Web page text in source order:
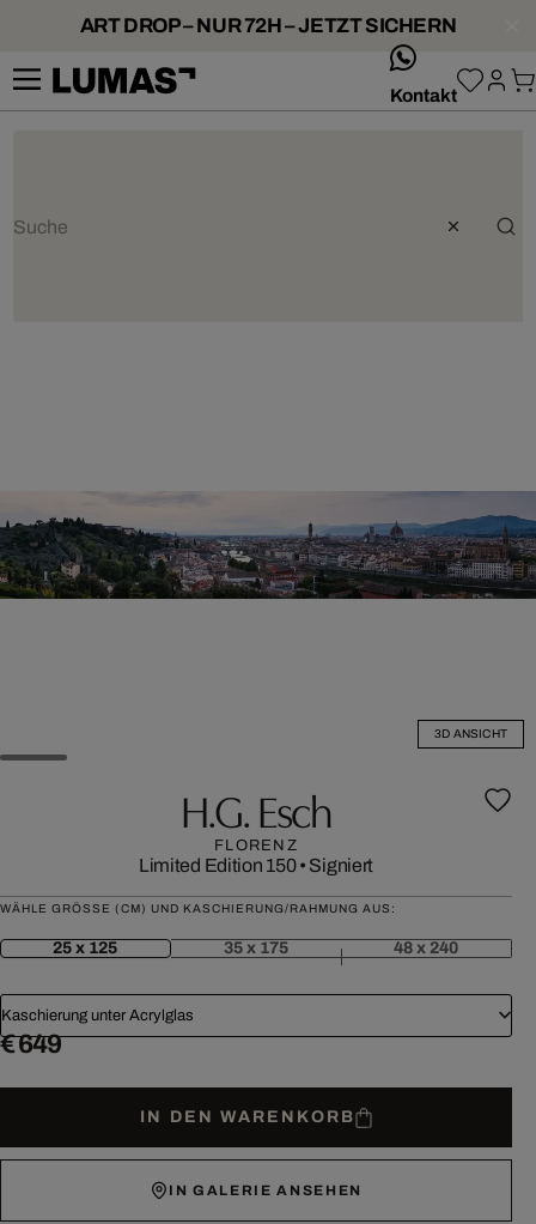
ART DROP – NUR 72H – JETZT SICHERN
Kontakt
3D ANSICHT
H.G. Esch
FLORENZ
Limited Edition 150• Signiert
WÄHLE GRÖSSE (CM) UND KASCHIERUNG/RAHMUNG AUS:
25 x 125 35 x 175 48 x 240
Kaschierung unter Acrylglas
€ 649
IN DEN WARENKORB
IN GALERIE ANSEHEN